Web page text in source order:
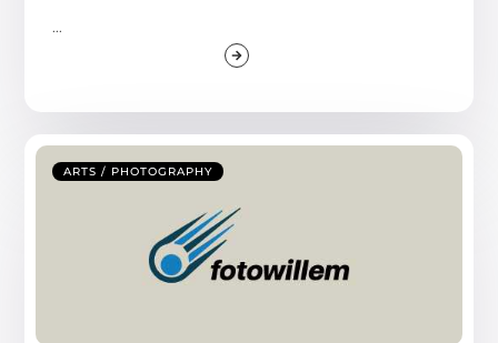
...
ARTS / PHOTOGRAPHY